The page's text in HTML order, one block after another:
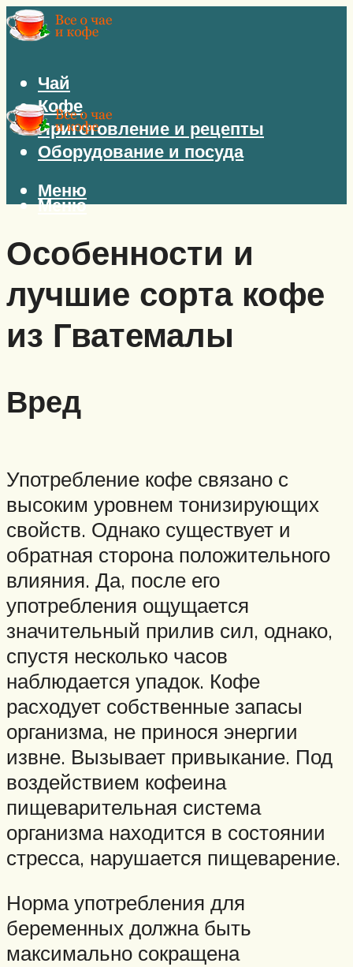
Чай
Кофе
Приготовление и рецепты
Оборудование и посуда
Меню
Меню
Особенности и
лучшие сорта кофе
из Гватемалы
Вред
Употребление кофе связано с
высоким уровнем тонизирующих
свойств. Однако существует и
обратная сторона положительного
влияния. Да, после его
употребления ощущается
значительный прилив сил, однако,
спустя несколько часов
наблюдается упадок. Кофе
расходует собственные запасы
организма, не принося энергии
извне. Вызывает привыкание. Под
воздействием кофеина
пищеварительная система
организма находится в состоянии
стресса, нарушается пищеварение.
Норма употребления для
беременных должна быть
максимально сокращена